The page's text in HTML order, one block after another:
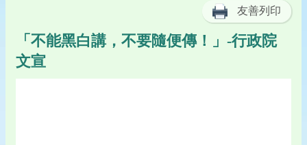
友善列印
「不能黑白講，不要隨便傳！」-行政院
文宣